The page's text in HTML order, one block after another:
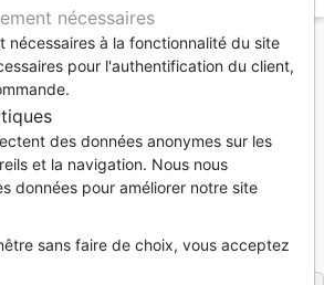
Edification
DE LA PROSPERITE FINANCIERE
DE LA PROSPERITE
nécessaires
nécessaires à la fonctionnalité du site
pour l'authentification du client,
des données anonymes sur les
et la navigation. Nous nous
données pour améliorer notre site
sans faire de choix, vous acceptez